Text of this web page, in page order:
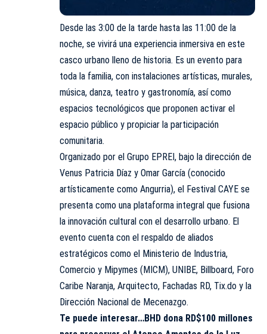
Desde las 3:00 de la tarde hasta las 11:00 de la
noche, se vivirá una experiencia inmersiva en este
casco urbano lleno de historia. Es un evento para
toda la familia, con instalaciones artísticas, murales,
música, danza, teatro y gastronomía, así como
espacios tecnológicos que proponen activar el
espacio público y propiciar la participación
comunitaria.
Organizado por el Grupo EPREI, bajo la dirección de
Venus Patricia Díaz y Omar García (conocido
artísticamente como Angurria), el Festival CAYE se
presenta como una plataforma integral que fusiona
la innovación cultural con el desarrollo urbano. El
evento cuenta con el respaldo de aliados
estratégicos como el Ministerio de Industria,
Comercio y Mipymes (MICM), UNIBE, Billboard, Foro
Caribe Naranja, Arquitecto, Fachadas RD, Tix.do y la
Dirección Nacional de Mecenazgo.
Te puede interesar…BHD dona RD$100 millones